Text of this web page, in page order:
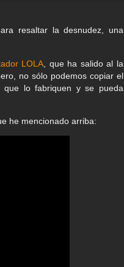
resaltar la desnudez, una
LOLA , que ha salido al la
no sólo podemos copiar el
que lo fabriquen y se pueda
he mencionado arriba: